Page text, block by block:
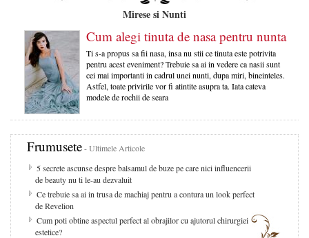
Mirese si Nunti
Cum alegi tinuta de nasa pentru nunta
Ti s-a propus sa fii nasa, insa nu stii ce tinuta este potrivita
pentru acest eveniment? Trebuie sa ai in vedere ca nasii sunt
cei mai importanti in cadrul unei nunti, dupa miri, bineinteles.
Astfel, toate privirile vor fi atintite asupra ta. Iata cateva
modele de rochii de seara
Frumusete- Ultimele Articole
5 secrete ascunse despre balsamul de buze pe care nici influencerii
de beauty nu ti le-au dezvaluit
Ce trebuie sa ai in trusa de machiaj pentru a contura un look perfect
de Revelion
Cum poti obtine aspectul perfect al obrajilor cu ajutorul chirurgiei
estetice?